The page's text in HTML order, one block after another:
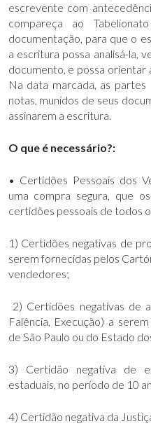
escrevente com
compareça ao
documentação, para que o
a escritura possa analisá-la,
documento, e possa
Na data marcada, as
notas, munidos de seus
assinarem a escritura.
O que é necessário?:
• Certidões Pessoais dos
uma compra segura, que
certidões pessoais de todos
1) Certidões negativas de
serem fornecidas pelos
vendedores;
2) Certidões negativas de
Falência, Execução) a
de São Paulo ou do Estado
3) Certidão negativa de
estaduais, no período de 10
4) Certidão negativa da